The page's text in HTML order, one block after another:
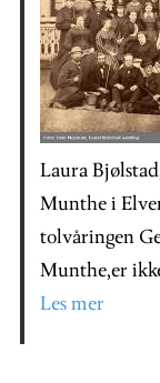
Laura
Munthe i
tolvåringen
Munthe,er
Les mer